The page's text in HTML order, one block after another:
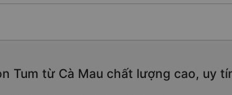
Tum từ Cà Mau chất lượng cao, uy